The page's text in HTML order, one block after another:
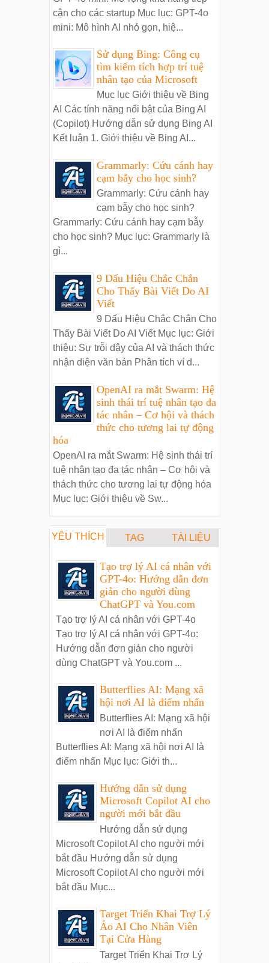
cận cho các startup Mục lục: GPT-4o
mini: Mô hình AI nhỏ gọn, hiệ...
Sử dụng Bing: Công cụ
tìm kiếm tích hợp trí tuệ
nhân tạo của Microsoft
Mục lục Giới thiệu về Bing
AI Các tính năng nổi bật của Bing AI
(Copilot) Hướng dẫn sử dụng Bing AI
Kết luận 1. Giới thiệu về Bing AI...
Grammarly: Cứu cánh hay
cạm bẫy cho học sinh?
Grammarly: Cứu cánh hay
cạm bẫy cho học sinh?
Grammarly: Cứu cánh hay cạm bẫy
cho học sinh? Mục lục: Grammarly là
gì...
9 Dấu Hiệu Chắc Chắn
Cho Thấy Bài Viết Do AI
Viết
9 Dấu Hiệu Chắc Chắn Cho
Thấy Bài Viết Do AI Viết Mục lục: Giới
thiệu: Sự trỗi dậy của AI và thách thức
nhận diện văn bản Phân tích ví d...
OpenAI ra mắt Swarm: Hệ
sinh thái trí tuệ nhân tạo đa
tác nhân – Cơ hội và thách
thức cho tương lai tự động
hóa
OpenAI ra mắt Swarm: Hệ sinh thái trí
tuệ nhân tạo đa tác nhân – Cơ hội và
thách thức cho tương lai tự động hóa
Mục lục: Giới thiệu về Sw...
YÊU THÍCH TAG TÀI LIỆU
Tạo trợ lý AI cá nhân với
GPT-4o: Hướng dẫn đơn
giản cho người dùng
ChatGPT và You.com
Tạo trợ lý AI cá nhân với GPT-4o
Tạo trợ lý AI cá nhân với GPT-4o:
Hướng dẫn đơn giản cho người
dùng ChatGPT và You.com ...
Butterflies AI: Mạng xã
hội nơi AI là điểm nhấn
Butterflies AI: Mạng xã hội
nơi AI là điểm nhấn
Butterflies AI: Mạng xã hội nơi AI là
điểm nhấn Mục lục: Giới th...
Hướng dẫn sử dụng
Microsoft Copilot AI cho
người mới bắt đầu
Hướng dẫn sử dụng
Microsoft Copilot AI cho người mới
bắt đầu Hướng dẫn sử dụng
Microsoft Copilot AI cho người mới
bắt đầu Mục...
Target Triển Khai Trợ Lý
Ảo AI Cho Nhân Viên
Tại Cửa Hàng
Target Triển Khai Trợ Lý